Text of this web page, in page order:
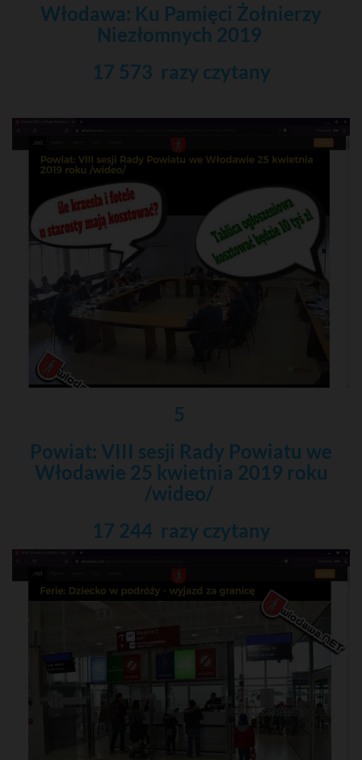
Włodawa: Ku Pamięci Żołnierzy
Niezłomnych 2019
17 573 razy czytany
5
Powiat: VIII sesji Rady Powiatu we
Włodawie 25 kwietnia 2019 roku
/wideo/
17 244 razy czytany